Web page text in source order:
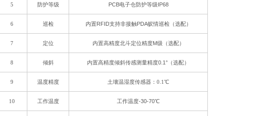
5 防护等级 PCB电子仓防护等级IP68
6 巡检 内置RFID支持非接触PDA蚁情巡检（选配）
7 定位 内置高精度北斗定位精度M级 （选配）
8 倾斜 内置高精度倾斜传感测量精度0.1° （选配）
9 温度精度 土壤温湿度传感器：0.1℃
10 工作温度 工作温度-30-70℃